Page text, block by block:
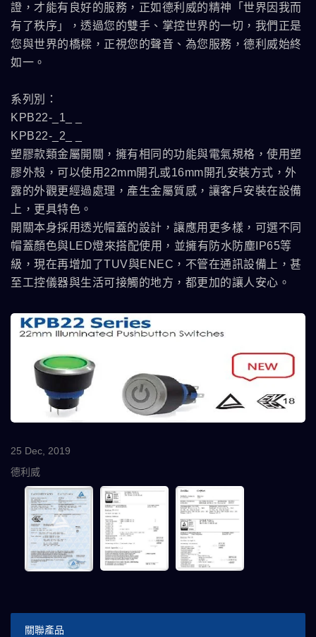
證，才能有良好的服務，正如德利威的精神「世界因我而
有了秩序」，透過您的雙手、掌控世界的一切，我們正是
您與世界的橋樑，正視您的聲音、為您服務，德利威始終
如一。
系列別：
KPB22-_1_ _
KPB22-_2_ _
塑膠款類金屬開關，擁有相同的功能與電氣規格，使用塑
膠外殼，可以使用22mm開孔或16mm開孔安裝方式，外
露的外觀更經過處理，產生金屬質感，讓客戶安裝在設備
上，更具特色。
開關本身採用透光帽蓋的設計，讓應用更多樣，可選不同
帽蓋顏色與LED燈來搭配使用，並擁有防水防塵IP65等
級，現在再增加了TUV與ENEC，不管在通訊設備上，甚
至工控儀器與生活可接觸的地方，都更加的讓人安心。
25 Dec, 2019
德利威
關聯產品